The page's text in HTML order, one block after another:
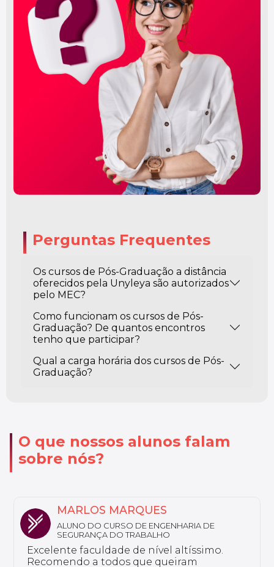
Perguntas Frequentes
Os cursos de Pós-Graduação a distância
oferecidos pela Unyleya são autorizados
pelo MEC?
Como funcionam os cursos de Pós-
Graduação? De quantos encontros
tenho que participar?
Qual a carga horária dos cursos de Pós-
Graduação?
O que nossos alunos falam
sobre nós?
NATHALY
ALUNA DO CURSO DE FARMÁCIA ESTÉTICA
Sou aluno da Unyleya da pós-graduação
em Saúde do Idoso e Gerontologia. Não
tenho nada a reclamar, a instituição é